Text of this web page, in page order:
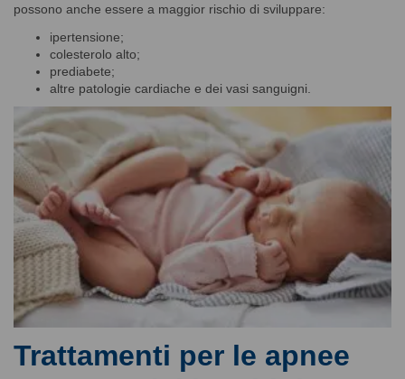
possono anche essere a maggior rischio di sviluppare:
ipertensione;
colesterolo alto;
prediabete;
altre patologie cardiache e dei vasi sanguigni.
Trattamenti per le apnee